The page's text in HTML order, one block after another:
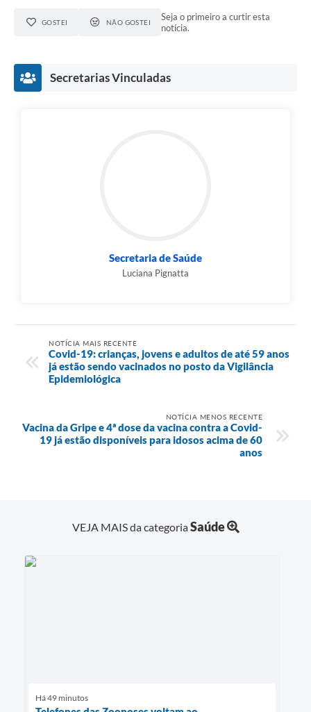
GOSTEI NÃO GOSTEI
Seja o primeiro a curtir esta
notícia.
Secretarias Vinculadas
Secretaria de Saúde
Luciana Pignatta
NOTÍCIA MAIS RECENTE
Covid-19: crianças, jovens e adultos de até 59 anos
já estão sendo vacinados no posto da Vigilância
Epidemiológica
NOTÍCIA MENOS RECENTE
Vacina da Gripe e 4ª dose da vacina contra a Covid-
19 já estão disponíveis para idosos acima de 60
anos
VEJA MAIS da categoriaSaúde
Há 49 minutos